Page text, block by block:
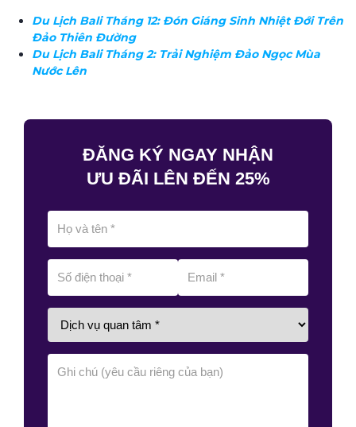
Du Lịch Bali Tháng 12​: Đón Giáng Sinh Nhiệt Đới Trên
Đảo Thiên Đường
Du Lịch Bali Tháng 2​: Trải Nghiệm Đảo Ngọc Mùa
Nước Lên
ĐĂNG KÝ NGAY NHẬN
ƯU ĐÃI LÊN ĐẾN 25%